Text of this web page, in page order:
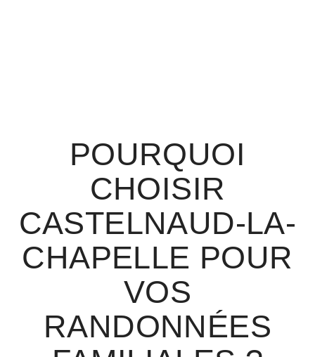
POURQUOI
CHOISIR
CASTELNAUD-LA-
CHAPELLE POUR
VOS
RANDONNÉES